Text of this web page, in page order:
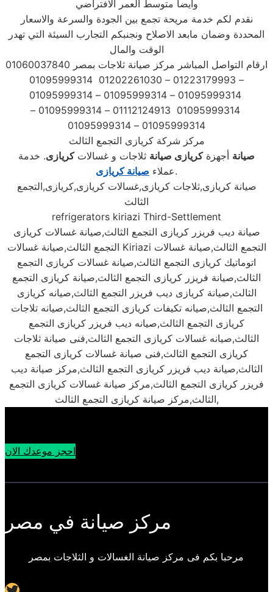
وايضا متوسط العمر الافتراضي
نقدم لكم خدمة مريحة تجمع بين الجودة والسرعة والاسعار
المحددة وضمان مابعد الاصلاح ونجنبكم التجارب السيئة التي تهدر
الوقت والمال
ارقام التواصل المباشر مركز صيانة ثلاجات بمصر 01060037840
– 01223179993 – 01202261030 01095999314
01095999314 – 01095999314 – 01095999314
01095999314 01112124913 – 01095999314 –
01095999314 – 01095999314
مركز شركة كريازى التجمع الثالث
صيانة أجهزةكريازى صيانة ثلاجات و غسالاتكريازى. خدمة
عملاء صيانة كريازى
.
صيانة كريازى,ثلاجات كريازى,غسالات كريازى,كريازى,التجمع
الثالث
refrigerators kiriazi Third-Settlement
صيانة ديب فريزر كريازى التجمع الثالث,صيانة غسالات كريازى
التجمع الثالث,صيانة غسالات Kiriazi التجمع الثالث,صيانة غسالات
اتوماتيك كريازى التجمع الثالث,صيانة غسالات كريازى التجمع
الثالث,صيانة فريزر كريازى التجمع الثالث,صيانة كريازى التجمع
الثالث,صيانة كريازى ديب فريزر التجمع الثالث,صيانه كريازى
التجمع الثالث,صيانه تكيفات كريازى التجمع الثالث,صيانه تلاجات
كريازى التجمع الثالث,صيانه ديب فريزر كريازى التجمع
الثالث,صيانه غسالات كريازى التجمع الثالث,فنى صيانة ثلاجات
كريازى التجمع الثالث,فنى صيانة غسالات كريازى التجمع
الثالث,صيانة ديب فريزر كريازى التجمع الثالث,مركز صيانة ديب
فريزر كريازى التجمع الثالث,مركز صيانة غسالات كريازى التجمع
الثالث,مركز صيانة كريازى التجمع الثالث,
احجز موعدك الان
مركز صيانة في مصر
مرحبا بكم فى مركز صيانة الغسالات و الثلاجات بمصر